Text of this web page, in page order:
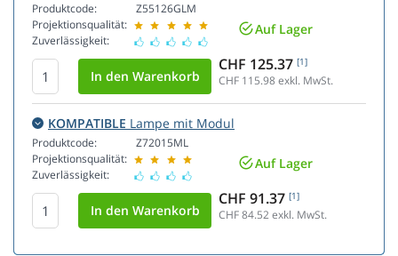
Produktcode:
Projektionsqualität:
Zuverlässigkeit:
Z55126GLM
Auf Lager
CHF 125.37 [1]
CHF 115.98exkl. MwSt.
KOMPATIBLE Lampe mit Modul
Produktcode:
Projektionsqualität:
Zuverlässigkeit:
Z72015ML
Auf Lager
CHF 91.37 [1]
CHF 84.52exkl. MwSt.